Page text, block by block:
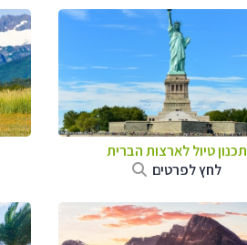
תכנון טיול לארצות הברית
לחץ לפרטים